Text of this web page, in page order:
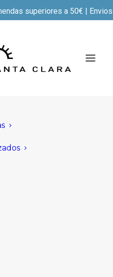
superiores a 50€ |